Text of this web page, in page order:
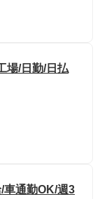
場/日勤/日払
車通勤OK/週3